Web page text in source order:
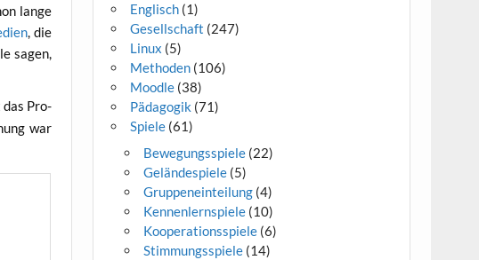
lan­ge
, die
sagen,
das Pro­
war
Englisch (1)
Gesellschaft (247)
Linux (5)
Methoden (106)
Moodle (38)
Pädagogik (71)
Spiele (61)
Bewegungsspiele (22)
Geländespiele (5)
Gruppeneinteilung (4)
Kennenlernspiele (10)
Kooperationsspiele (6)
Stimmungsspiele (14)